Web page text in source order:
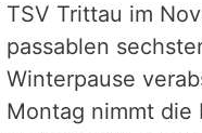
TSV Trittau im
passablen
Winterpause
Montag nimmt die